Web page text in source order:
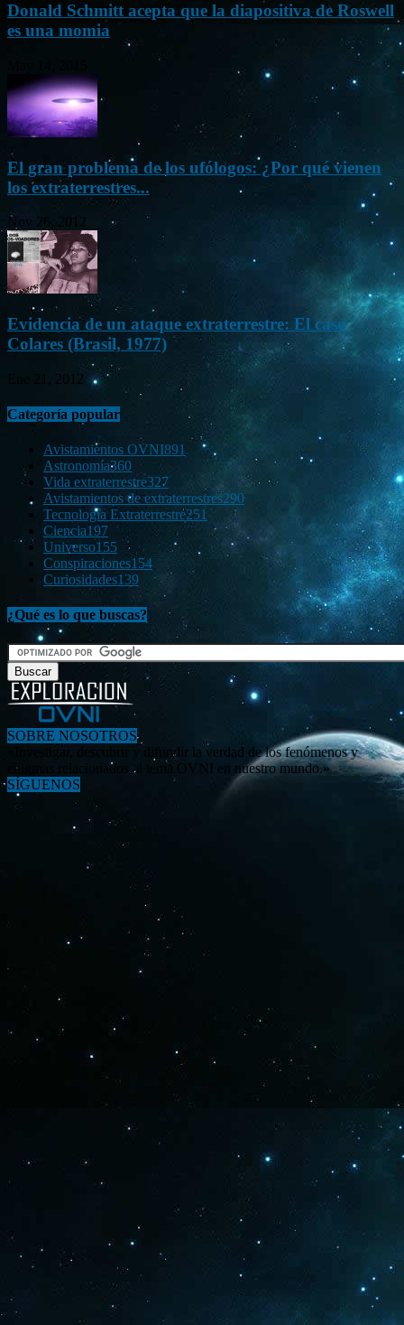
Donald Schmitt acepta que la diapositiva de Roswell
es una momia
El gran problema de los ufólogos: ¿Por qué vienen
los extraterrestres...
Nov 26, 2012
Evidencia de un ataque extraterrestre: El caso
Colares (Brasil, 1977)
Ene 21, 2012
Categoría popular
Avistamientos OVNI891
Astronomía360
Vida extraterrestre327
Avistamientos de extraterrestres290
Tecnología Extraterrestre251
Ciencia197
Universo155
Conspiraciones154
Curiosidades139
¿Qué es lo que buscas?
SOBRE NOSOTROS
«Investigar, descubrir y difundir la verdad de los fenómenos y
enigmas relacionados al tema OVNI en nuestro mundo.»
SÍGUENOS